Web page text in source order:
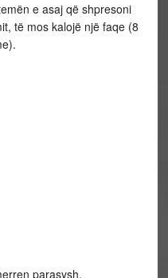
e asaj që shpresoni
të mos kalojë një faqe (8
parasysh.